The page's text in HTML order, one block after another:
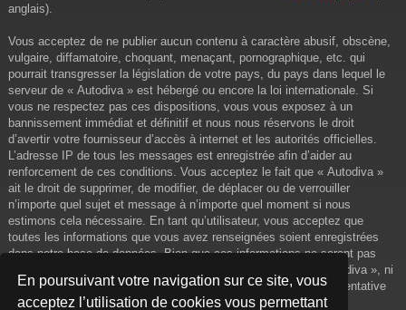
En poursuivant votre navigation sur ce site, vous
acceptez l’utilisation de cookies vous permettant
anglais).
Vous acceptez de ne publier aucun contenu à caractère abusif, obscène,
vulgaire, diffamatoire, choquant, menaçant, pornographique, etc. qui
pourrait transgresser la législation de votre pays, du pays dans lequel le
serveur de « Autodiva » est hébergé ou encore la loi internationale. Si
vous ne respectez pas ces dispositions, vous vous exposez à un
bannissement immédiat et définitif et nous nous réservons le droit
d’avertir votre fournisseur d’accès à internet et les autorités officielles.
L’adresse IP de tous les messages est enregistrée afin d’aider au
renforcement de ces conditions. Vous acceptez le fait que « Autodiva »
ait le droit de supprimer, de modifier, de déplacer ou de verrouiller
n’importe quel sujet et message à n’importe quel moment si nous
estimons cela nécessaire. En tant qu’utilisateur, vous acceptez que
toutes les informations que vous avez renseignées soient enregistrées
dans notre base de données. Bien que ces informations ne seront pas
diffusées à une tierce partie sans votre consentement, ni « Autodiva », ni
phpBB, ne pourront être tenus comme responsables en cas de tentative
de piratage informatique visant à compromettre vos données.